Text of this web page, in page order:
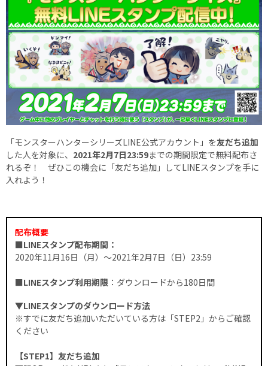
「モンスターハンターシリーズLINE公式アカウント」を友だち追加
した人を対象に、 2021年2月7日23:59までの期間限定で無料配布さ
れるぞ！ ぜひこの機会に「友だち追加」してLINEスタンプを手に
入れよう！
配布概要
■LINEスタンプ配布期間：
2020年11月16日（月）～2021年2月7日（日）23:59
■LINEスタンプ利用期限 ：ダウンロードから180日間
▼LINEスタンプのダウンロード方法
※すでに友だち追加いただいている方は「STEP2」からご確認
ください
【STEP1】友だち追加